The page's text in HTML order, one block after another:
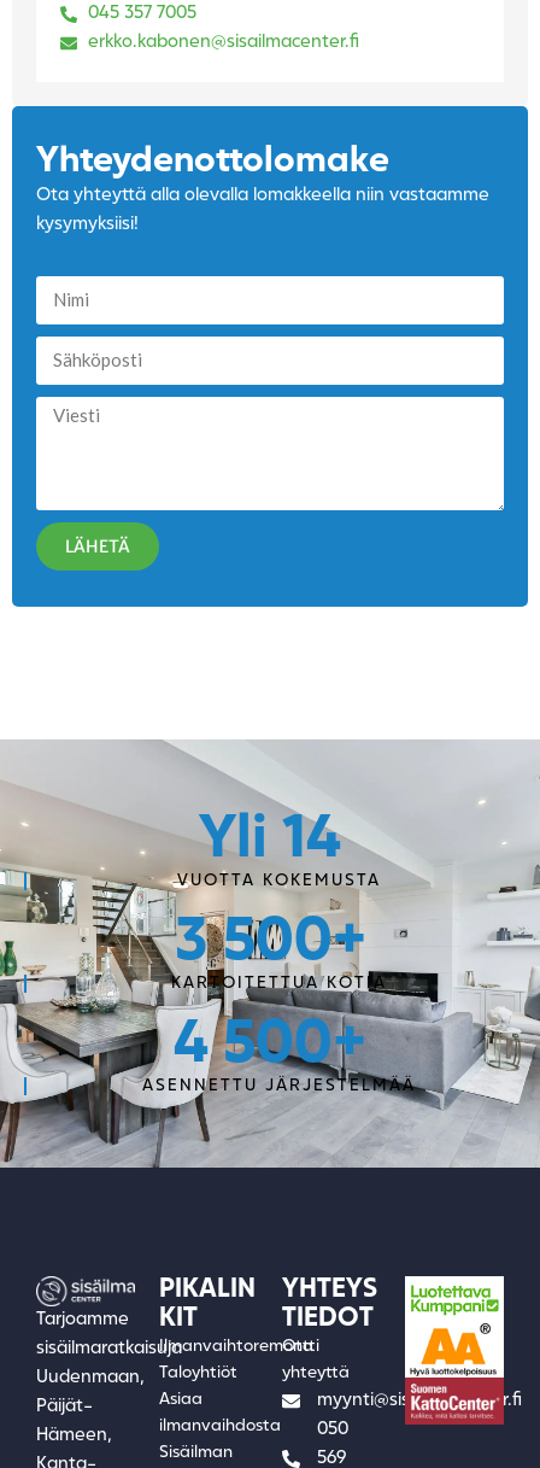
045 357 7005
erkko.kabonen@sisailmacenter.fi
Yhteydenotto­lomake
Ota yhteyttä alla olevalla lomakkeella niin vastaamme
kysymyksiisi!
LÄHETÄ
Yli 14
VUOTTA KOKEMUSTA
3 500+
KARTOITETTUA KOTIA
4 500+
ASENNETTU JÄRJESTELMÄÄ
Tarjoamme
sisäilmaratkaisuja
Uudenmaan,
Päijät-
Hämeen,
PIKALIN
KIT
Ilmanvaihtoremontti
Taloyhtiöt
Asiaa
ilmanvaihdosta
Sisäilman
YHTEYS
TIEDOT
Ota
yhteyttä
myynti@sisailmacenter.fi
050
569